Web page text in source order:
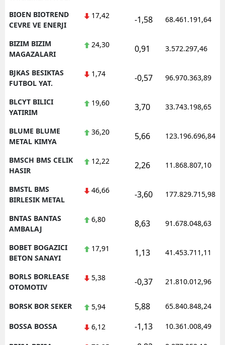
BIOEN BIOTREND
CEVRE VE ENERJI
17,42 -1,58 68.461.191,64
BIZIM BIZIM
MAGAZALARI
24,30 0,91 3.572.297,46
BJKAS BESIKTAS
FUTBOL YAT.
1,74 -0,57 96.970.363,89
BLCYT BILICI
YATIRIM
19,60 3,70 33.743.198,65
BLUME BLUME
METAL KIMYA
36,20 5,66 123.196.696,84
BMSCH BMS CELIK
HASIR
12,22 2,26 11.868.807,10
BMSTL BMS
BIRLESIK METAL
46,66 -3,60 177.829.715,98
BNTAS BANTAS
AMBALAJ
6,80 8,63 91.678.048,63
BOBET BOGAZICI
BETON SANAYI
17,91 1,13 41.453.711,11
BORLS BORLEASE
OTOMOTIV
5,38 -0,37 21.810.012,96
BORSK BOR SEKER 5,94 5,88 65.840.848,24
BOSSA BOSSA 6,12 -1,13 10.361.008,49